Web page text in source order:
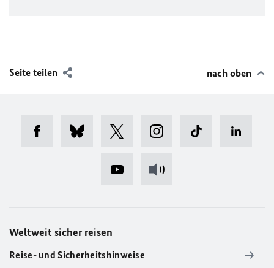
Seite teilen nach oben
Weltweit sicher reisen
Reise- und Sicherheitshinweise